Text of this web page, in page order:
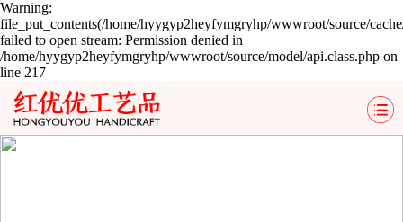
Warning:
file_put_contents(/home/hyygyp2heyfymgryhp/wwwroot/source/
failed to open stream: Permission denied in
/home/hyygyp2heyfymgryhp/wwwroot/source/model/api.class.php on
line 217